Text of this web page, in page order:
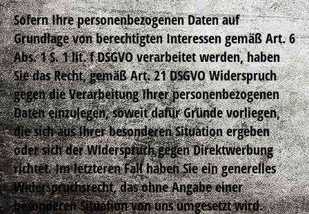
Sofern Ihre personenbezogenen Daten auf
Grundlage von berechtigten Interessen gemäß Art. 6
Abs. 1 S. 1 lit. f DSGVO verarbeitet werden, haben
Sie das Recht, gemäß Art. 21 DSGVO Widerspruch
gegen die Verarbeitung Ihrer personenbezogenen
Daten einzulegen, soweit dafür Gründe vorliegen,
die sich aus Ihrer besonderen Situation ergeben
oder sich der Widerspruch gegen Direktwerbung
richtet. Im letzteren Fall haben Sie ein generelles
Widerspruchsrecht, das ohne Angabe einer
besonderen Situation von uns umgesetzt wird.